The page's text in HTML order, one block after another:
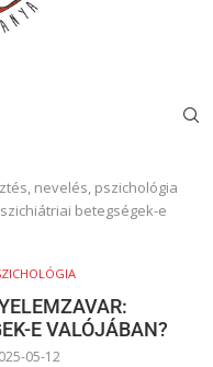
nevelés, pszichológia
betegségek-e
E VALÓJÁBAN?
05-12